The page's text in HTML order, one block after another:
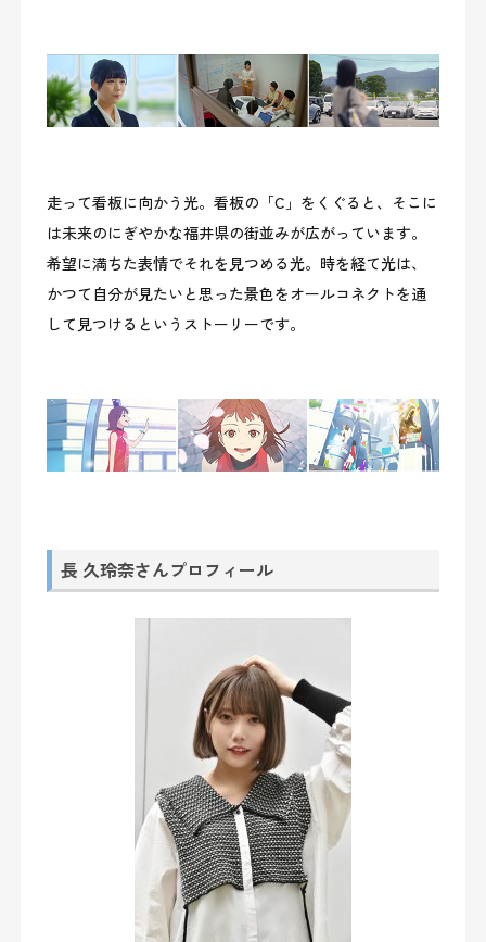
走って看板に向かう光。看板の「C」をくぐると、そこに
は未来のにぎやかな福井県の街並みが広がっています。
希望に満ちた表情でそれを見つめる光。時を経て光は、
かつて自分が見たいと思った景色をオールコネクトを通
して見つけるというストーリーです。
長 久玲奈さんプロフィール